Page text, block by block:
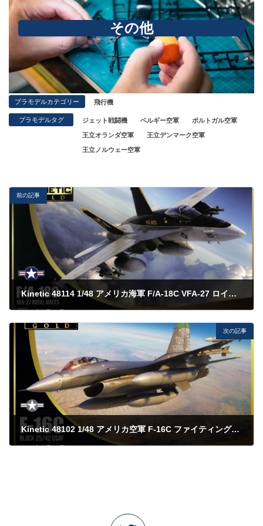
その他
プラモデルカテゴリー 飛行機
プラモデルタグ ジェット戦闘機 ベルギー空軍 ポルトガル空軍
王立オランダ空軍 王立デンマーク空軍
王立ノルウェー空軍
前の記事
Kinetic 48114 1/48 アメリカ海軍 F/A-18C VFA-27 ロイヤルメイス
2023年5月23日
次の記事
Kinetic 48102 1/48 アメリカ空軍 F-16C ファイティングファルコン ブロック25/42
2023年5月23日